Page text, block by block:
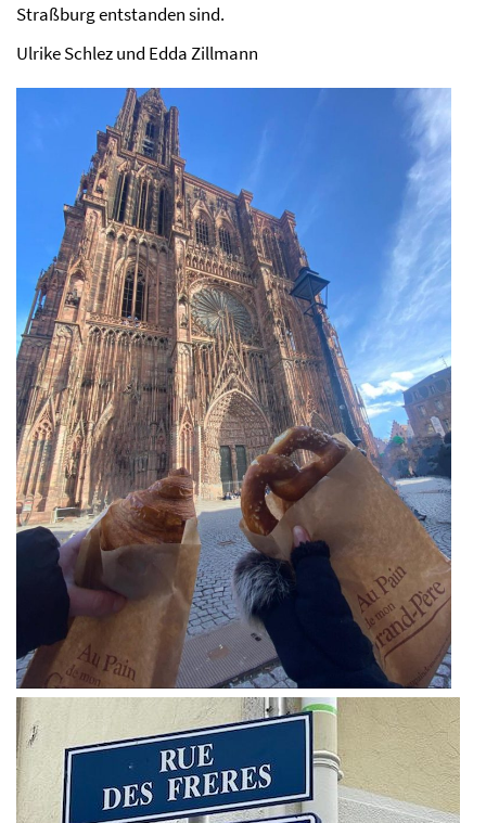
Straßburg entstanden sind.
Ulrike Schlez und Edda Zillmann